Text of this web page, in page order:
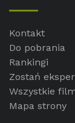
Kontakt
Do pobrania
Rankingi
Zostań
Wszystkie
Mapa strony